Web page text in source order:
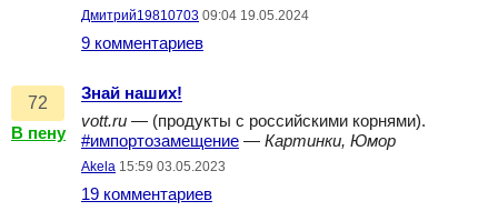
Дмитрий19810703 09:04 19.05.2024
9 комментариев
72
В пену
Знай наших!
vott.ru — (продукты с российскими корнями).
#импортозамещение — Картинки, Юмор
Akela 15:59 03.05.2023
19 комментариев